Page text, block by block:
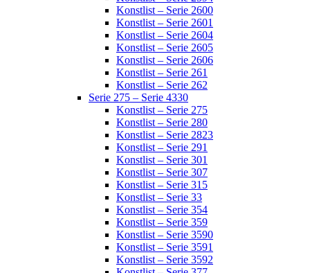
Konstlist – Serie 2600
Konstlist – Serie 2601
Konstlist – Serie 2604
Konstlist – Serie 2605
Konstlist – Serie 2606
Konstlist – Serie 261
Konstlist – Serie 262
Serie 275 – Serie 4330
Konstlist – Serie 275
Konstlist – Serie 280
Konstlist – Serie 2823
Konstlist – Serie 291
Konstlist – Serie 301
Konstlist – Serie 307
Konstlist – Serie 315
Konstlist – Serie 33
Konstlist – Serie 354
Konstlist – Serie 359
Konstlist – Serie 3590
Konstlist – Serie 3591
Konstlist – Serie 3592